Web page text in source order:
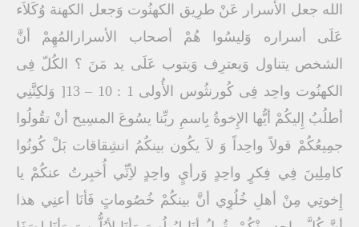
الله جعل الأسرار عَنْ طرِيق الكهنُوت وَجعل الكهنة وُكَلاَء
عَلَى أسراره وَليسُوا هُمْ أصحاب الأسرارالمُهِمْ أنَّ
الشخص يتناول وَيعترِف وَيتوب عَلَى يد مَنَ ؟ الكُلّ فِى
الكهنُوت واحِد فِى كُورنثُوس الأُولى 1 : 10 – 13[ وَلكِنَّنِي
أطلُبُ إِليكُمْ أيُّها الإِخوةُ بِاسمِ ربِّنا يسُوعَ المسِيح أنْ تقُولُوا
جمِيعُكُمْ قولاً واحِداً وَ لاَ يكُون بينكُمُ انشِقاقات بَلْ كُونُوا
كامِلِينَ فِي فِكرٍ واحِدٍ وَرأيٍ واحِدٍ لأِنِّي أُخبِرتُ عنكُمْ يا
إِخوتِي مِنْ أهلِ خُلُوِي أنَّ بينكُمْ خُصُوماتٍ فَأنَا أعنِي هذا